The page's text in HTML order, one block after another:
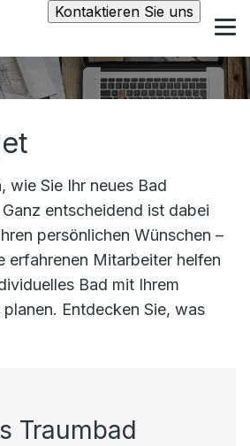
Kontaktieren Sie uns
wie Sie Ihr neues Bad
entscheidend ist dabei
persönlichen Wünschen –
erfahrenen Mitarbeiter helfen
Bad mit Ihrem
Entdecken Sie, was
Traumbad